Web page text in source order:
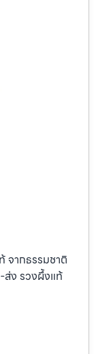
จากธรรมชาติ
ง รวงผึ้งแท้